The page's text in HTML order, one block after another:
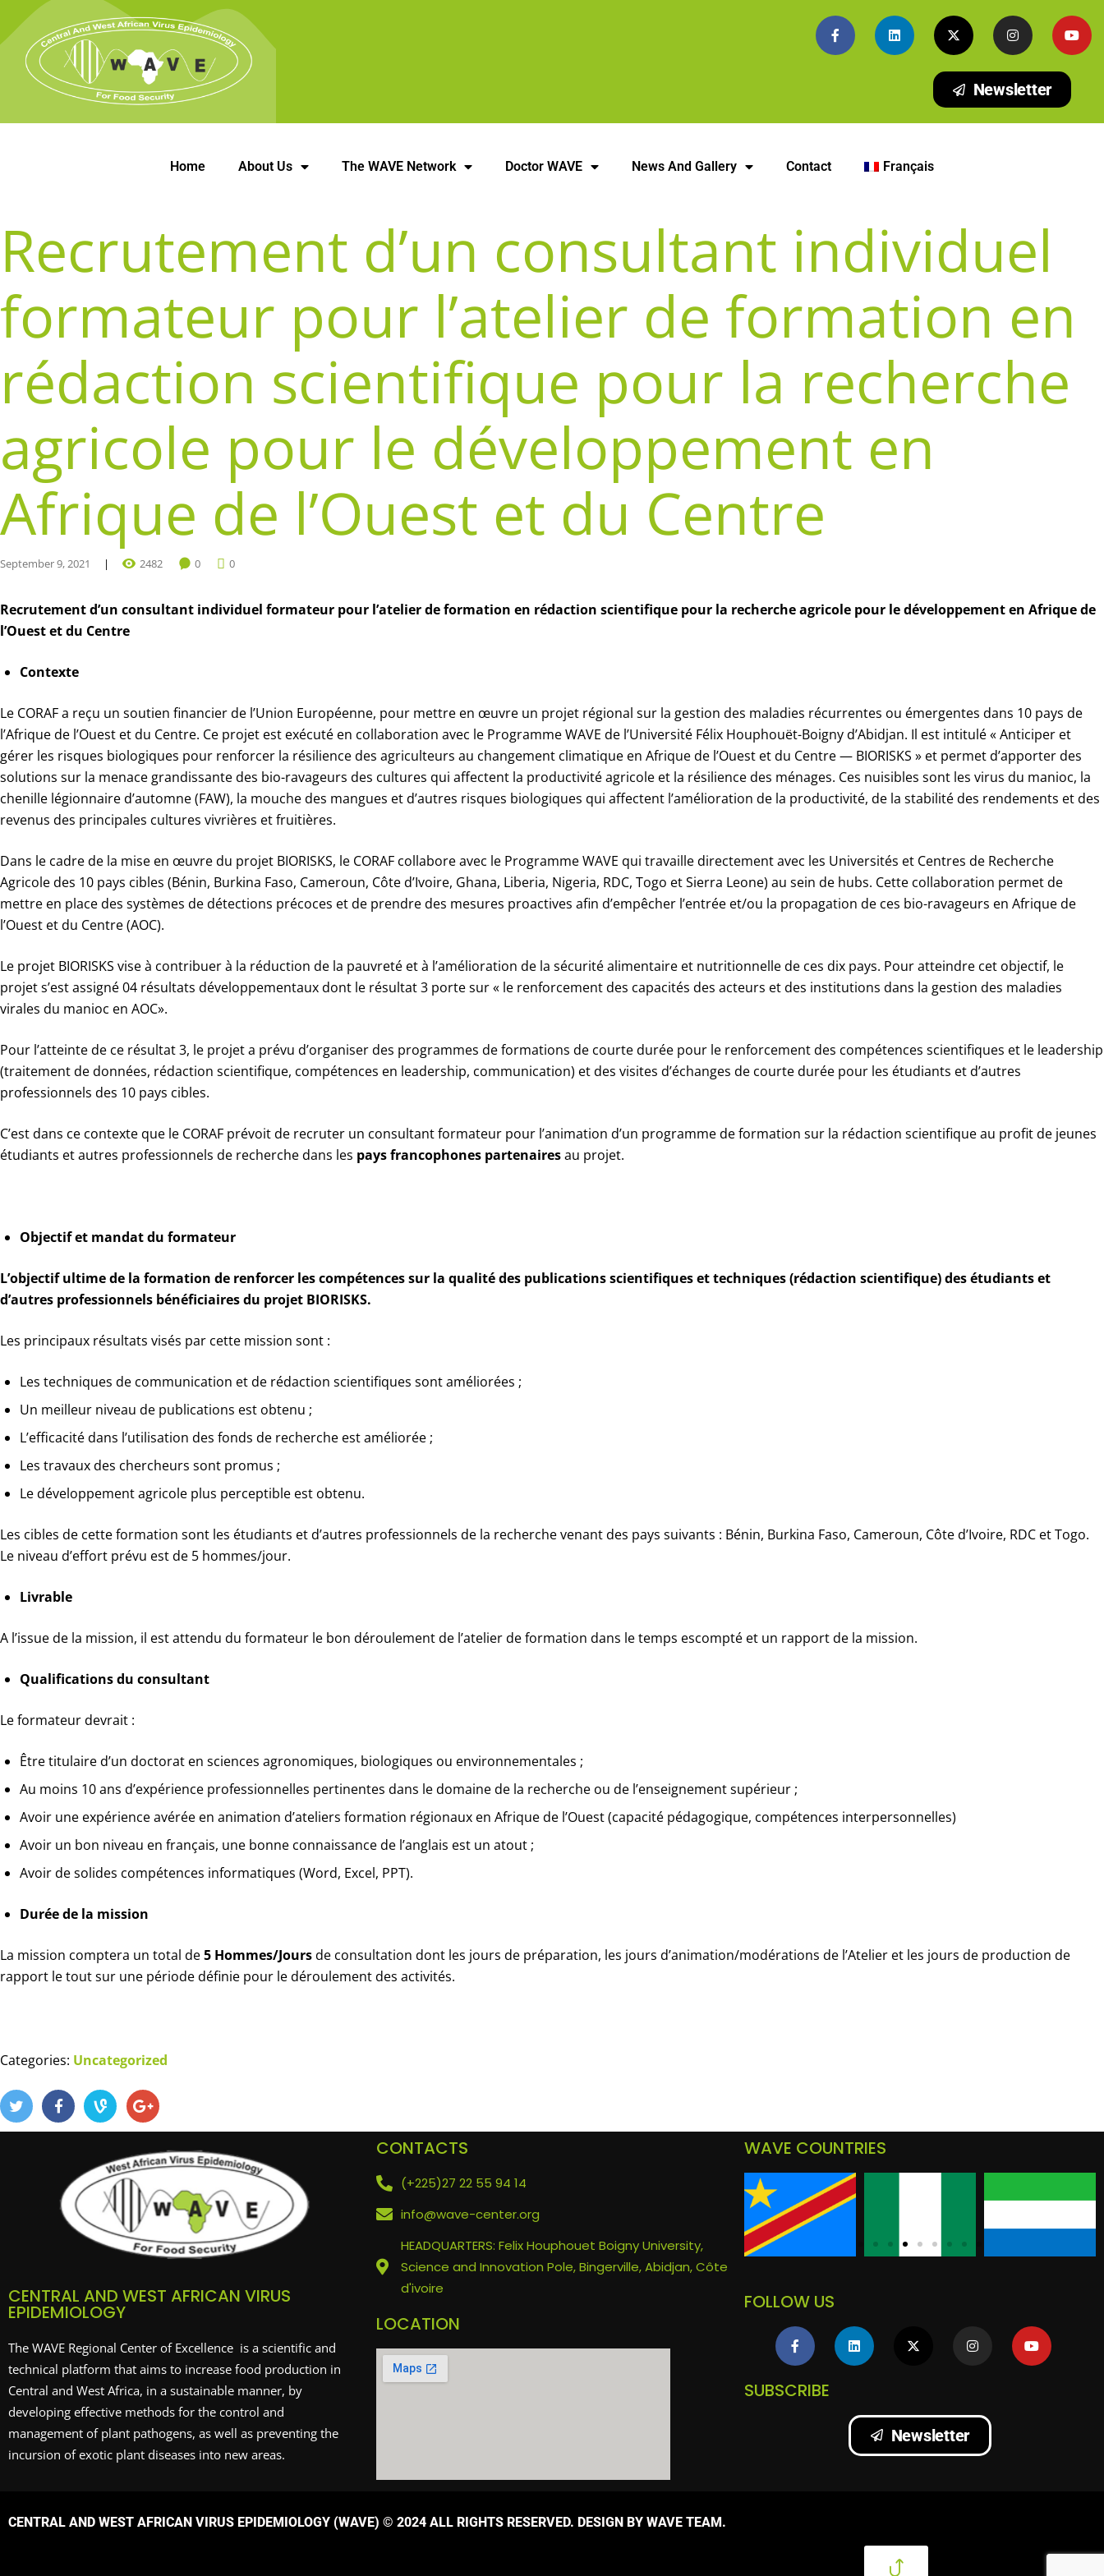
Newsletter
Home About Us The WAVE Network Doctor WAVE News And Gallery Contact Français
Recrutement d’un consultant individuel
formateur pour l’atelier de formation en
rédaction scientifique pour la recherche
agricole pour le développement en
Afrique de l’Ouest et du Centre
September 9, 2021 2482 0 0
Recrutement d’un consultant individuel formateur pour l’atelier de formation en rédaction scientifique pour la recherche agricole pour le développement en Afrique de
l’Ouest et du Centre
Contexte
Le CORAF a reçu un soutien financier de l’Union Européenne, pour mettre en œuvre un projet régional sur la gestion des maladies récurrentes ou émergentes dans 10 pays de
l’Afrique de l’Ouest et du Centre. Ce projet est exécuté en collaboration avec le Programme WAVE de l’Université Félix Houphouët-Boigny d’Abidjan. Il est intitulé « Anticiper et
gérer les risques biologiques pour renforcer la résilience des agriculteurs au changement climatique en Afrique de l’Ouest et du Centre — BIORISKS » et permet d’apporter des
solutions sur la menace grandissante des bio-ravageurs des cultures qui affectent la productivité agricole et la résilience des ménages. Ces nuisibles sont les virus du manioc, la
chenille légionnaire d’automne (FAW), la mouche des mangues et d’autres risques biologiques qui affectent l’amélioration de la productivité, de la stabilité des rendements et des
revenus des principales cultures vivrières et fruitières.
Dans le cadre de la mise en œuvre du projet BIORISKS, le CORAF collabore avec le Programme WAVE qui travaille directement avec les Universités et Centres de Recherche
Agricole des 10 pays cibles (Bénin, Burkina Faso, Cameroun, Côte d’Ivoire, Ghana, Liberia, Nigeria, RDC, Togo et Sierra Leone) au sein de hubs. Cette collaboration permet de
mettre en place des systèmes de détections précoces et de prendre des mesures proactives afin d’empêcher l’entrée et/ou la propagation de ces bio-ravageurs en Afrique de
l’Ouest et du Centre (AOC).
Le projet BIORISKS vise à contribuer à la réduction de la pauvreté et à l’amélioration de la sécurité alimentaire et nutritionnelle de ces dix pays. Pour atteindre cet objectif, le
projet s’est assigné 04 résultats développementaux dont le résultat 3 porte sur « le renforcement des capacités des acteurs et des institutions dans la gestion des maladies
virales du manioc en AOC».
Pour l’atteinte de ce résultat 3, le projet a prévu d’organiser des programmes de formations de courte durée pour le renforcement des compétences scientifiques et le leadership
(traitement de données, rédaction scientifique, compétences en leadership, communication) et des visites d’échanges de courte durée pour les étudiants et d’autres
professionnels des 10 pays cibles.
C’est dans ce contexte que le CORAF prévoit de recruter un consultant formateur pour l’animation d’un programme de formation sur la rédaction scientifique au profit de jeunes
étudiants et autres professionnels de recherche dans les pays francophones partenairesau projet.
Objectif et mandat du formateur
L’objectif ultime de la formation de renforcer les compétences sur la qualité des publications scientifiques et techniques (rédaction scientifique) des étudiants et
d’autres professionnels bénéficiaires du projet BIORISKS.
Les principaux résultats visés par cette mission sont :
Les techniques de communication et de rédaction scientifiques sont améliorées ;
Un meilleur niveau de publications est obtenu ;
L’efficacité dans l’utilisation des fonds de recherche est améliorée ;
Les travaux des chercheurs sont promus ;
Le développement agricole plus perceptible est obtenu.
Les cibles de cette formation sont les étudiants et d’autres professionnels de la recherche venant des pays suivants : Bénin, Burkina Faso, Cameroun, Côte d’Ivoire, RDC et Togo.
Le niveau d’effort prévu est de 5 hommes/jour.
Livrable
A l’issue de la mission, il est attendu du formateur le bon déroulement de l’atelier de formation dans le temps escompté et un rapport de la mission.
Qualifications du consultant
Le formateur devrait :
Être titulaire d’un doctorat en sciences agronomiques, biologiques ou environnementales ;
Au moins 10 ans d’expérience professionnelles pertinentes dans le domaine de la recherche ou de l’enseignement supérieur ;
Avoir une expérience avérée en animation d’ateliers formation régionaux en Afrique de l’Ouest (capacité pédagogique, compétences interpersonnelles)
Avoir un bon niveau en français, une bonne connaissance de l’anglais est un atout ;
Avoir de solides compétences informatiques (Word, Excel, PPT).
Durée de la mission
La mission comptera un total de5 Hommes/Joursde consultation dont les jours de préparation, les jours d’animation/modérations de l’Atelier et les jours de production de
rapport le tout sur une période définie pour le déroulement des activités.
Categories: Uncategorized
CENTRAL AND WEST AFRICAN VIRUS
EPIDEMIOLOGY
The WAVE Regional Center of Excellence is a scientific and
technical platform that aims to increase food production in
Central and West Africa, in a sustainable manner, by
developing effective methods for the control and
management of plant pathogens, as well as preventing the
incursion of exotic plant diseases into new areas.
CONTACTS
(+225)27 22 55 94 14
info@wave-center.org
HEADQUARTERS: Felix Houphouet Boigny University,
Science and Innovation Pole, Bingerville, Abidjan, Côte
d'ivoire
LOCATION
WAVE COUNTRIES
FOLLOW US
SUBSCRIBE
Newsletter
CENTRAL AND WEST AFRICAN VIRUS EPIDEMIOLOGY (WAVE) © 2024 ALL RIGHTS RESERVED. DESIGN BY WAVE TEAM.